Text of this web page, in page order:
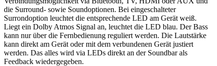
die Surround- sowie Soundoptionen. Bei eingeschalteter
Surrondoption leuchtet die entsprechende LED am Gerät weiß.
Liegt ein Dolby Atmos Signal an, leuchtet die LED blau. Der Bass
kann nur über die Fernbedienung reguliert werden. Die Lautstärke
kann direkt am Gerät oder mit dem verbundenen Gerät justiert
werden. Das alles wird via LEDs direkt an der Soundbar als
Feedback wiedergegeben.